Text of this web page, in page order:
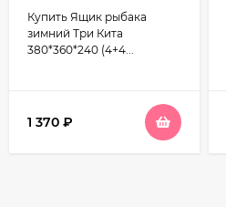
приманок) цвет
зеленый
Купить Ящик рыбака
зимний Три Кита
380*360*240 (4+4...
1 370 ₽